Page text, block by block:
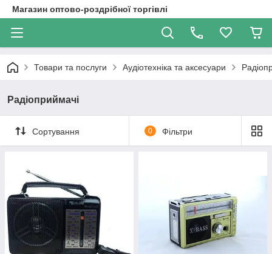
Магазин оптово-роздрібної торгівлі
Товари та послуги Аудіотехніка та аксесуари
Радіоприймачі
Сортування 0 Фільтри